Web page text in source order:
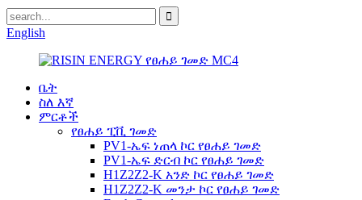
English
ቤት
ስለ እኛ
ምርቶች
የፀሐይ ፒቪ ገመድ
PV1-ኤፍ ነጠላ ኮር የፀሐይ ገመድ
PV1-ኤፍ ድርብ ኮር የፀሐይ ገመድ
H1Z2Z2-K አንድ ኮር የፀሐይ ገመድ
H1Z2Z2-K መንታ ኮር የፀሐይ ገመድ